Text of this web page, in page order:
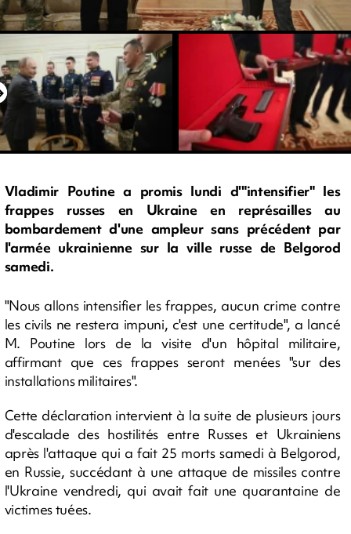
Vladimir Poutine a promis lundi d'"intensifier" les
frappes russes en Ukraine en représailles au
bombardement d'une ampleur sans précédent par
l'armée ukrainienne sur la ville russe de Belgorod
samedi.
"Nous allons intensifier les frappes, aucun crime contre
les civils ne restera impuni, c'est une certitude", a lancé
M. Poutine lors de la visite d'un hôpital militaire,
affirmant que ces frappes seront menées "sur des
installations militaires".
Cette déclaration intervient à la suite de plusieurs jours
d'escalade des hostilités entre Russes et Ukrainiens
après l'attaque qui a fait 25 morts samedi à Belgorod,
en Russie, succédant à une attaque de missiles contre
l'Ukraine vendredi, qui avait fait une quarantaine de
victimes tuées.